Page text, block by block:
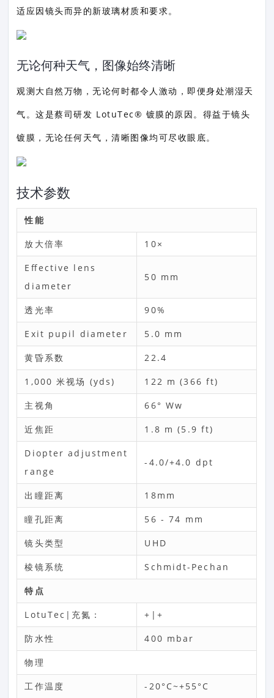
适应因镜头而异的新玻璃材质和要求。
无论何种天气，图像始终清晰
观测大自然万物，无论何时都令人激动，即便身处潮湿天
气。这是蔡司研发 LotuTec® 镀膜的原因。得益于镜头
镀膜，无论任何天气，清晰图像均可尽收眼底。
技术参数
性能
放大倍率 10×
Effective lens
diameter
50 mm
透光率 90%
Exit pupil diameter 5.0 mm
黄昏系数 22.4
1,000 米视场 (yds) 122 m (366 ft)
主视角 66° Ww
近焦距 1.8 m (5.9 ft)
Diopter adjustment
range
-4.0/+4.0 dpt
出瞳距离 18mm
瞳孔距离 56 - 74 mm
镜头类型 UHD
棱镜系统 Schmidt-Pechan
特点
LotuTec|充氮： +|+
防水性 400 mbar
物理
工作温度 -20°C~+55°C